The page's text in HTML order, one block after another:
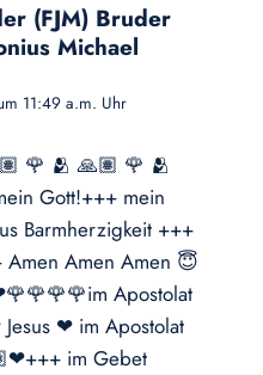
(FJM) Bruder
Michael
11:49 a.m. Uhr
🌹 🫂 🙏🏽 🌹 🫂
Gott!+++ mein
Barmherzigkeit +++
Amen Amen 😇
Apostolat
❤ im Apostolat
im Gebet